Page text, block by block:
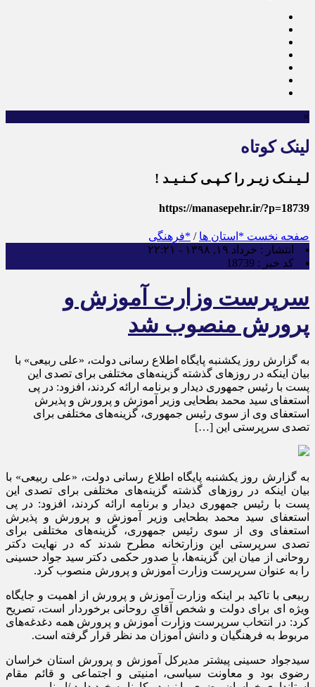
×
لینک کوتاه
لـیـنـک زیـر را کـپـی کـنـیـد !
https://manasepehr.ir/?p=18739
صفحه نخست *استان ها / *فرهنگی
انتشار : خرداد ۱۹, ۱۳۹۸ - ۲۲:۲۱
کد خبر : 18739
سرپرست وزارت آموزش و
پرورش منصوب شد
به گزارش روز یکشنبه پایگاه اطلاع رسانی دولت، «علی ربیعی» با
بیان اینکه در روزهای گذشته گزینه‌های مختلفی برای تصدی این
پست با رئیس جمهوری دیدار و برنامه ارائه کردند، افزود: در پی
استعفای سید محمد بطحایی وزیر آموزش و پرورش و پذیرش
استعفای وی از سوی رئیس جمهوری، گزینه‌های مختلفی برای
تصدی سرپرستی این […]
به گزارش روز یکشنبه پایگاه اطلاع رسانی دولت، «علی ربیعی» با
بیان اینکه در روزهای گذشته گزینه‌های مختلفی برای تصدی این
پست با رئیس جمهوری دیدار و برنامه ارائه کردند، افزود: در پی
استعفای سید محمد بطحایی وزیر آموزش و پرورش و پذیرش
استعفای وی از سوی رئیس جمهوری، گزینه‌های مختلفی برای
تصدی سرپرستی این وزارتخانه مطرح شدند که در نهایت دکتر
روحانی از میان این گزینه‌ها، با صدور حکمی دکتر سید جواد حسینی
را به عنوان سرپرست وزارت آموزش و پرورش منصوب کرد.
ربیعی با تاکید بر اینکه وزارت آموزش و پرورش از اهمیت و جایگاه
ویژه ای برای دولت و شخص آقای روحانی برخوردار است، تصریح
کرد: در انتخاب سرپرست وزارت آموزش و پرورش همه دغدغه‌های
مربوط به فرهنگیان و دانش آموزان مد نظر قرار گرفته است.
سیدجواد حسینی پیشتر مدیرکل آموزش و پرورش استان خراسان
رضوی بود و معاونت سیاسی، امنیتی و اجتماعی و قائم مقام